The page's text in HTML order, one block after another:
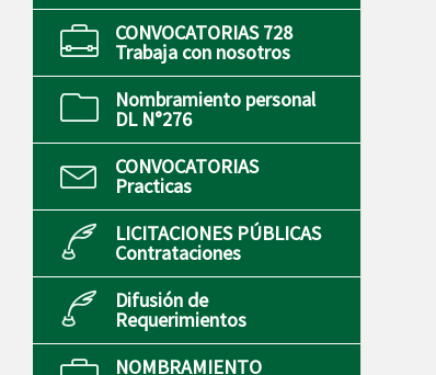
CONVOCATORIAS 728
Trabaja con nosotros
Nombramiento personal
DL N°276
CONVOCATORIAS
Practicas
LICITACIONES PÚBLICAS
Contrataciones
Difusión de
Requerimientos
NOMBRAMIENTO